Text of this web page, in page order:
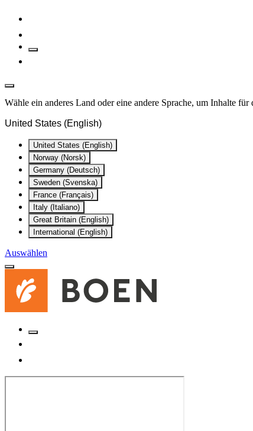
Wähle ein anderes Land oder eine andere Sprache, um Inhalte für
United States (English)
United States (English)
Norway (Norsk)
Germany (Deutsch)
Sweden (Svenska)
France (Français)
Italy (Italiano)
Great Britain (English)
International (English)
Auswählen